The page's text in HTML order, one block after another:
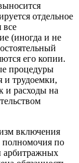
отдельное
все
(иногда и не
его копии.
процедуры
и трудоемки,
и расходы на
включения
полномочия по
арбитражных